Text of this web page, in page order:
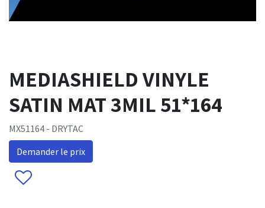
MEDIASHIELD VINYLE
SATIN MAT 3MIL 51*164
MX51164 - DRYTAC
Demander le prix